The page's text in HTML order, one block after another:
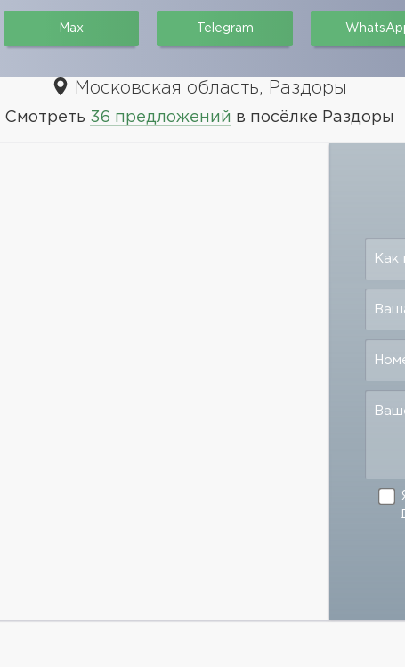
Max Telegram
Московская область, Раздоры
Смотреть 36 предложений в посёлке Раздоры
Как